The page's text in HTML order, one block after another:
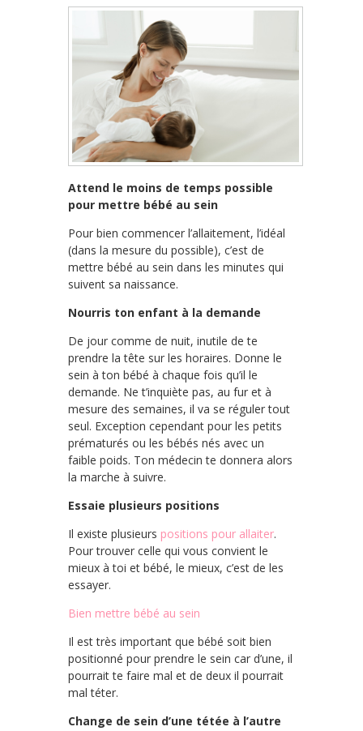
Attend le moins de temps possible
pour mettre bébé au sein
Pour bien commencer l’allaitement, l’idéal
(dans la mesure du possible), c’est de
mettre bébé au sein dans les minutes qui
suivent sa naissance.
Nourris ton enfant à la demande
De jour comme de nuit, inutile de te
prendre la tête sur les horaires. Donne le
sein à ton bébé à chaque fois qu’il le
demande. Ne t’inquiète pas, au fur et à
mesure des semaines, il va se réguler tout
seul. Exception cependant pour les petits
prématurés ou les bébés nés avec un
faible poids. Ton médecin te donnera alors
la marche à suivre.
Essaie plusieurs positions
Il existe plusieurs positions pour allaiter.
Pour trouver celle qui vous convient le
mieux à toi et bébé, le mieux, c’est de les
essayer.
Bien mettre bébé au sein
Il est très important que bébé soit bien
positionné pour prendre le sein car d’une, il
pourrait te faire mal et de deux il pourrait
mal téter.
Change de sein d’une tétée à l’autre